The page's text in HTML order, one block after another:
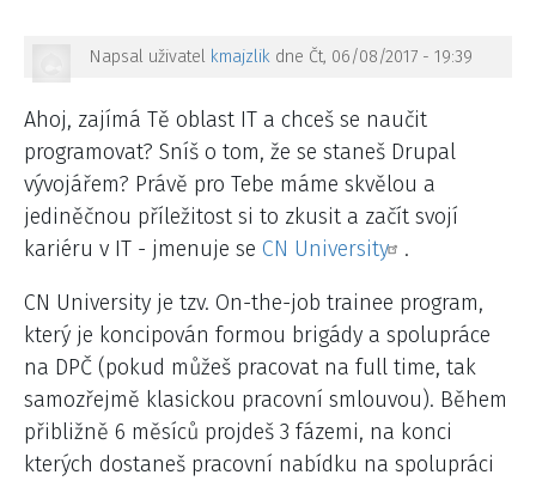
Napsal uživatel kmajzlikdne Čt, 06/08/2017 - 19:39
Ahoj, zajímá Tě oblast IT a chceš se naučit
programovat? Sníš o tom, že se staneš Drupal
vývojářem? Právě pro Tebe máme skvělou a
jediněčnou příležitost si to zkusit a začít svojí
kariéru v IT - jmenuje se CN University .
CN University je tzv. On-the-job trainee program,
který je koncipován formou brigády a spolupráce
na DPČ (pokud můžeš pracovat na full time, tak
samozřejmě klasickou pracovní smlouvou). Během
přibližně 6 měsíců projdeš 3 fázemi, na konci
kterých dostaneš pracovní nabídku na spolupráci